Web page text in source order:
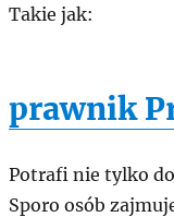
Takie jak:
prawnik
Potrafi nie tylko
Sporo osób